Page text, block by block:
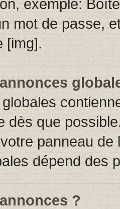
exemple:
mot de passe,
[img].
dès que
panneau de
dépend des
?